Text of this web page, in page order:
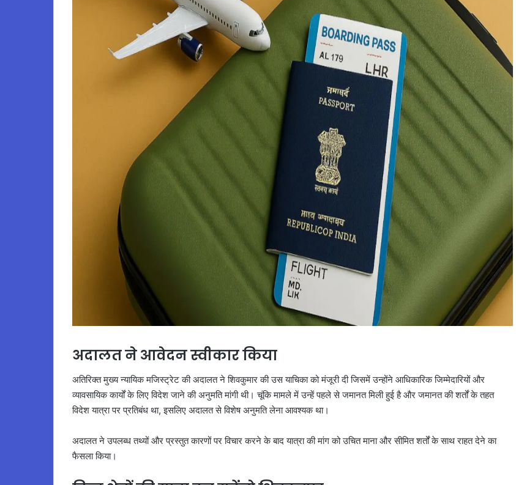
अदालत ने आवेदन स्वीकार किया
अतिरिक्त मुख्य न्यायिक मजिस्ट्रेट की अदालत ने शिवकुमार की उस याचिका को मंजूरी दी जिसमें उन्होंने आधिकारिक जिम्मेदारियों और
व्यावसायिक कार्यों के लिए विदेश जाने की अनुमति मांगी थी। चूंकि मामले में उन्हें पहले से जमानत मिली हुई है और जमानत की शर्तों के तहत
विदेश यात्रा पर प्रतिबंध था, इसलिए अदालत से विशेष अनुमति लेना आवश्यक था।
अदालत ने उपलब्ध तथ्यों और प्रस्तुत कारणों पर विचार करने के बाद यात्रा की मांग को उचित माना और सीमित शर्तों के साथ राहत देने का
फैसला किया।